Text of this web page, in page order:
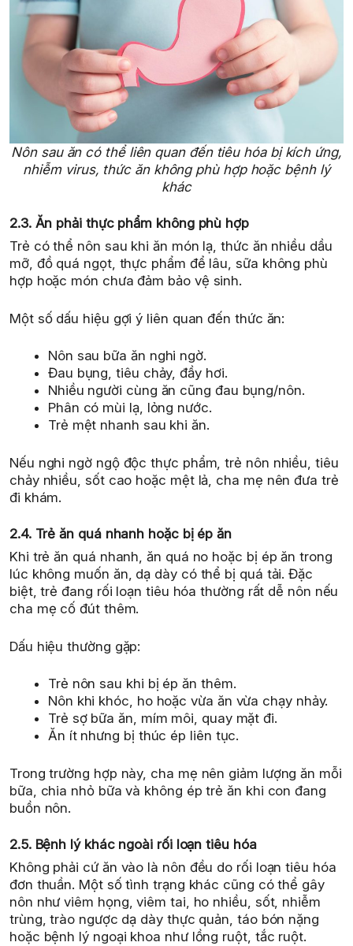
Nôn sau ăn có thể liên quan đến tiêu hóa bị kích ứng,
nhiễm virus, thức ăn không phù hợp hoặc bệnh lý
khác
2.3. Ăn phải thực phẩm không phù hợp
Trẻ có thể nôn sau khi ăn món lạ, thức ăn nhiều dầu
mỡ, đồ quá ngọt, thực phẩm để lâu, sữa không phù
hợp hoặc món chưa đảm bảo vệ sinh.
Một số dấu hiệu gợi ý liên quan đến thức ăn:
Nôn sau bữa ăn nghi ngờ.
Đau bụng, tiêu chảy, đầy hơi.
Nhiều người cùng ăn cũng đau bụng/nôn.
Phân có mùi lạ, lỏng nước.
Trẻ mệt nhanh sau khi ăn.
Nếu nghi ngờ ngộ độc thực phẩm, trẻ nôn nhiều, tiêu
chảy nhiều, sốt cao hoặc mệt lả, cha mẹ nên đưa trẻ
đi khám.
2.4. Trẻ ăn quá nhanh hoặc bị ép ăn
Khi trẻ ăn quá nhanh, ăn quá no hoặc bị ép ăn trong
lúc không muốn ăn, dạ dày có thể bị quá tải. Đặc
biệt, trẻ đang rối loạn tiêu hóa thường rất dễ nôn nếu
cha mẹ cố đút thêm.
Dấu hiệu thường gặp:
Trẻ nôn sau khi bị ép ăn thêm.
Nôn khi khóc, ho hoặc vừa ăn vừa chạy nhảy.
Trẻ sợ bữa ăn, mím môi, quay mặt đi.
Ăn ít nhưng bị thúc ép liên tục.
Trong trường hợp này, cha mẹ nên giảm lượng ăn mỗi
bữa, chia nhỏ bữa và không ép trẻ ăn khi con đang
buồn nôn.
2.5. Bệnh lý khác ngoài rối loạn tiêu hóa
Không phải cứ ăn vào là nôn đều do rối loạn tiêu hóa
đơn thuần. Một số tình trạng khác cũng có thể gây
nôn như viêm họng, viêm tai, ho nhiều, sốt, nhiễm
trùng, trào ngược dạ dày thực quản, táo bón nặng
hoặc bệnh lý ngoại khoa như lồng ruột, tắc ruột.